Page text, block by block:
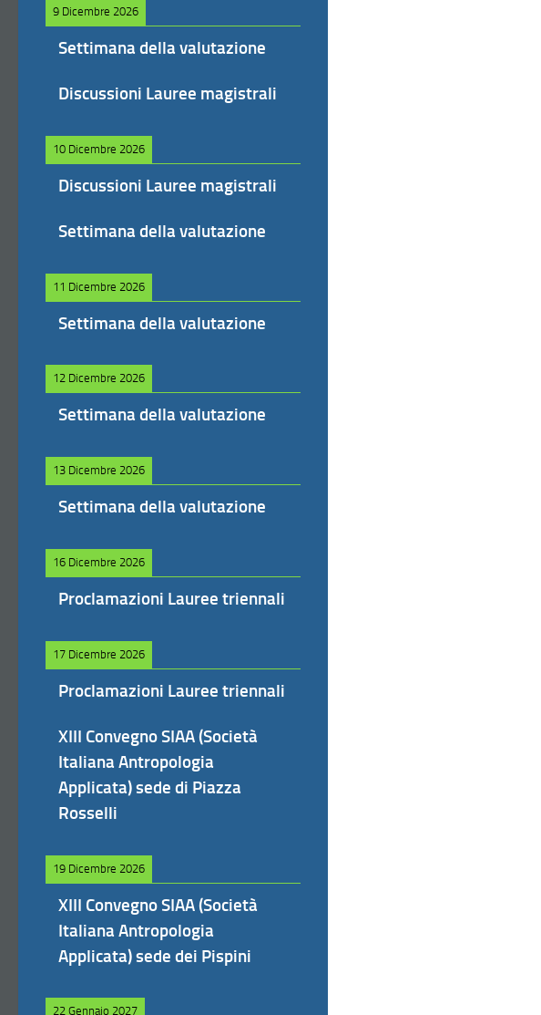
9 Dicembre 2026
Settimana della valutazione
Discussioni Lauree magistrali
10 Dicembre 2026
Discussioni Lauree magistrali
Settimana della valutazione
11 Dicembre 2026
Settimana della valutazione
12 Dicembre 2026
Settimana della valutazione
13 Dicembre 2026
Settimana della valutazione
16 Dicembre 2026
Proclamazioni Lauree triennali
17 Dicembre 2026
Proclamazioni Lauree triennali
XIII Convegno SIAA (Società
Italiana Antropologia
Applicata) sede di Piazza
Rosselli
19 Dicembre 2026
XIII Convegno SIAA (Società
Italiana Antropologia
Applicata) sede dei Pispini
22 Gennaio 2027